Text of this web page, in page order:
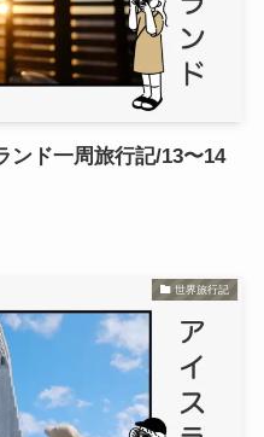
ンド一周旅行記/13〜14
世界旅行記